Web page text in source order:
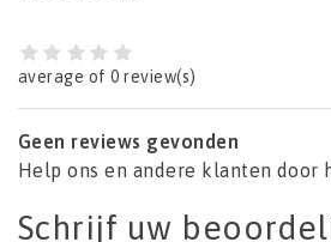
average of 0 review(s)
Geen reviews gevonden
Help ons en andere klanten door
Schrijf uw